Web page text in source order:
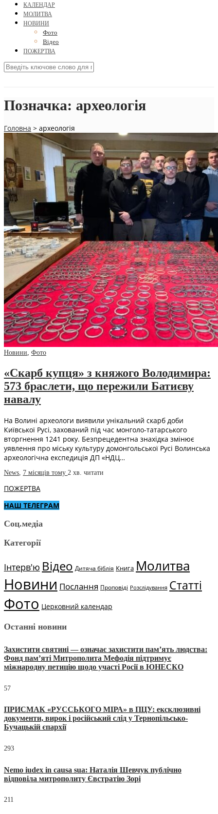
КАЛЕНДАР
МОЛИТВА
НОВИНИ
Фото
Відео
ПОЖЕРТВА
Позначка: археологія
Головна > археологія
Новини, Фото
«Скарб купця» з княжого Володимира:
573 браслети, що пережили Батиєву
навалу
На Волині археологи виявили унікальний скарб доби
Київської Русі, захований під час монголо-татарського
вторгнення 1241 року. Безпрецедентна знахідка змінює
уявлення про міську культуру домонгольської Русі Волинська
археологічна експедиція ДП «НДЦ…
News, 7 місяців тому 2 хв. читати
ПОЖЕРТВА
НАШ ТЕЛЕГРАМ
Соц.медіа
Категорії
Інтерв'ю Відео Дитяча біблія Книга Молитва
Новини Послання Проповіді Розслідування Статті
Фото Церковний календар
Останні новини
Захистити святині — означає захистити пам’ять людства:
Фонд пам’яті Митрополита Мефодія підтримує
міжнародну петицію щодо участі Росії в ЮНЕСКО
57
ПРИСМАК «РУССЬКОГО МІРА» в ПЦУ: ексклюзивні
документи, вирок і російський слід у Тернопільсько-
Бучацькій єпархії
293
Nemo iudex in causa sua: Наталія Шевчук публічно
відповіла митрополиту Євстратію Зорі
211